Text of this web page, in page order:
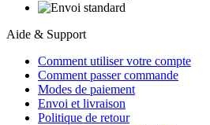
Aide & Support
Comment utiliser votre compte
Comment passer commande
Modes de paiement
Envoi et livraison
Politique de retour